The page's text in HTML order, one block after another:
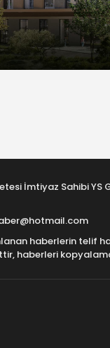
İmtiyaz Sahibi YS
haberlerin telif
haberleri